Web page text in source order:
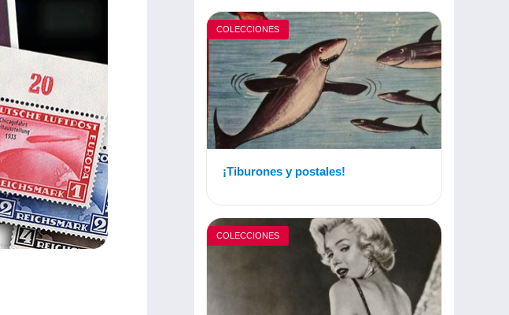
COLECCIONES
¡Tiburones y postales!
COLECCIONES